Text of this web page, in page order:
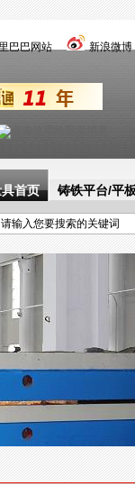
巴巴网站 新浪微博
首页 铸铁平台/平
焊接工装 产品中心
案 经典案例 关于
讯 联系前进量具